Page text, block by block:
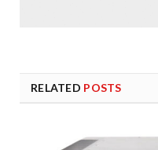
RELATED POSTS